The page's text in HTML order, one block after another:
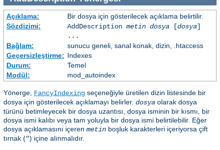
Açıklama:
Bir dosya için gösterilecek açıklama belirtilir.
Sözdizimi:
AddDescription metin dosya[dosya]
...
Bağlam:
sunucu geneli, sanal konak, dizin, .htaccess
Geçersizleştirme: Indexes
Durum:
Temel
Modül:
mod_autoindex
Yönerge, FancyIndexing seçeneğiyle üretilen dizin listesinde bir
dosya için gösterilecek açıklamayı belirler. dosya olarak dosya
türünü betimleyecek bir dosya uzantısı, dosya isminin bir kısmı, bir
dosya ismi kalıbı veya tam yoluyla bir dosya ismi belirtilebilir. Eğer
dosya açıklamasını içeren metin boşluk karakterleri içeriyorsa çift
tırnak (") içine alınmalıdır.